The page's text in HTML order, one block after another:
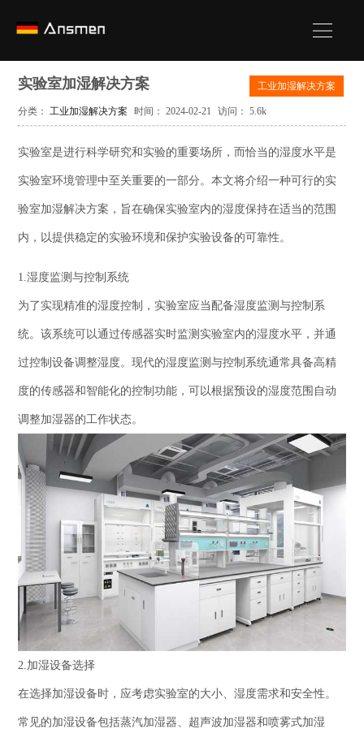
工业加湿解决方案
实验室加湿解决方案
分类：工业加湿解决方案 时间： 2024-02-21 访问： 5.6k
实验室是进行科学研究和实验的重要场所，而恰当的湿度水平是
实验室环境管理中至关重要的一部分。本文将介绍一种可行的实
验室加湿解决方案，旨在确保实验室内的湿度保持在适当的范围
内，以提供稳定的实验环境和保护实验设备的可靠性。
1.湿度监测与控制系统
为了实现精准的湿度控制，实验室应当配备湿度监测与控制系
统。该系统可以通过传感器实时监测实验室内的湿度水平，并通
过控制设备调整湿度。现代的湿度监测与控制系统通常具备高精
度的传感器和智能化的控制功能，可以根据预设的湿度范围自动
调整加湿器的工作状态。
2.加湿设备选择
在选择加湿设备时，应考虑实验室的大小、湿度需求和安全性。
常见的加湿设备包括蒸汽加湿器、超声波加湿器和喷雾式加湿